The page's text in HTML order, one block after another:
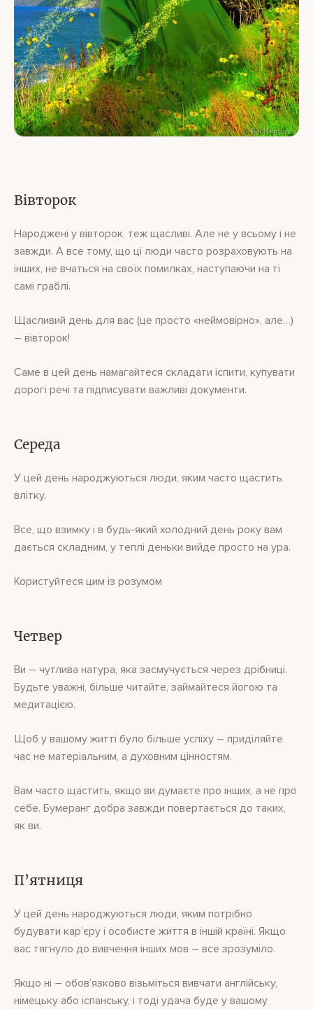
Вівторок
Народжені у вівторок, теж щасливі. Але не у всьому і не
завжди. А все тому, що ці люди часто розраховують на
інших, не вчаться на своїх помилках, наступаючи на ті
самі граблі.
Щасливий день для вас (це просто «неймовірно», але…)
– вівторок!
Саме в цей день намагайтеся складати іспити, купувати
дорогі речі та підписувати важливі документи.
Середа
У цей день народжуються люди, яким часто щастить
влітку.
Все, що взимку і в будь-який холодний день року вам
дається складним, у теплі деньки вийде просто на ура.
Користуйтеся цим із розумом
Четвер
Ви – чутлива натура, яка засмучується через дрібниці.
Будьте уважні, більше читайте, займайтеся йогою та
медитацією.
Щоб у вашому житті було більше успіху – приділяйте
час не матеріальним, а духовним цінностям.
Вам часто щастить, якщо ви думаєте про інших, а не про
себе. Бумеранг добра завжди повертається до таких,
як ви.
П’ятниця
У цей день народжуються люди, яким потрібно
будувати кар’єру і особисте життя в іншій країні. Якщо
вас тягнуло до вивчення інших мов – все зрозуміло.
Якщо ні – обов’язково візьміться вивчати англійську,
німецьку або іспанську, і тоді удача буде у вашому